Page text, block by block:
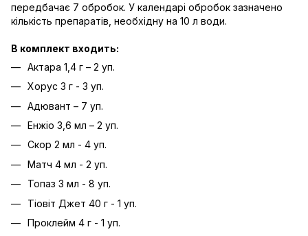
передбачає 7 обробок. У календарі обробок зазначено
кількість препаратів, необхідну на 10 л води.
В комплект входить:
Актара 1,4 г – 2 уп.
Хорус 3 г - 3 уп.
Адювант – 7 уп.
Енжіо 3,6 мл – 2 уп.
Скор 2 мл - 4 уп.
Матч 4 мл - 2 уп.
Топаз 3 мл - 8 уп.
Тіовіт Джет 40 г - 1 уп.
Проклейм 4 г - 1 уп.